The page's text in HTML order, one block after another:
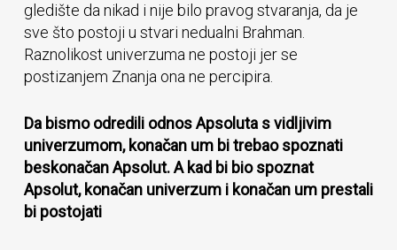
gledište da nikad i nije bilo pravog stvaranja, da je
sve što postoji u stvari nedualni Brahman.
Raznolikost univerzuma ne postoji jer se
postizanjem Znanja ona ne percipira.
Da bismo odredili odnos Apsoluta s vidljivim
univerzumom, konačan um bi trebao spoznati
beskonačan Apsolut. A kad bi bio spoznat
Apsolut, konačan univerzum i konačan um prestali
bi postojati